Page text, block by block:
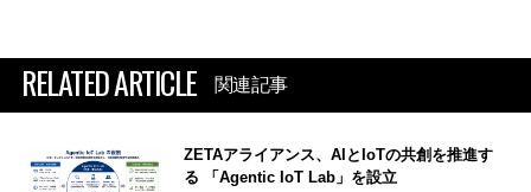
RELATED ARTICLE 関連記事
ZETAアライアンス、AIとIoTの共創を推進す
る 「Agentic IoT Lab」を設立